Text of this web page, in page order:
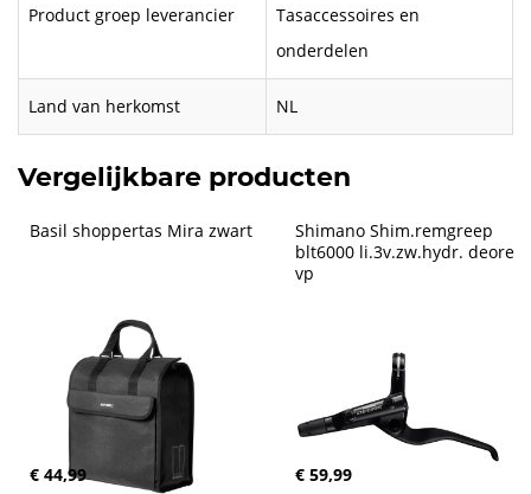
Product groep leverancier
Tasaccessoires en
onderdelen
Land van herkomst NL
Vergelijkbare producten
Basil shoppertas Mira zwart
€ 44,99
Shimano Shim.remgreep
blt6000 li.3v.zw.hydr. deore
vp
€ 59,99